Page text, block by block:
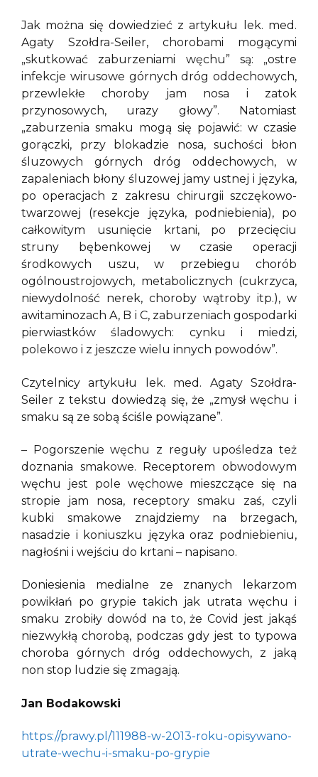
Jak można się dowiedzieć z artykułu lek. med.
Agaty Szołdra-Seiler, chorobami mogącymi
„skutkować zaburzeniami węchu” są: „ostre
infekcje wirusowe górnych dróg oddechowych,
przewlekłe choroby jam nosa i zatok
przynosowych, urazy głowy”. Natomiast
„zaburzenia smaku mogą się pojawić: w czasie
gorączki, przy blokadzie nosa, suchości błon
śluzowych górnych dróg oddechowych, w
zapaleniach błony śluzowej jamy ustnej i języka,
po operacjach z zakresu chirurgii szczękowo-
twarzowej (resekcje języka, podniebienia), po
całkowitym usunięcie krtani, po przecięciu
struny bębenkowej w czasie operacji
środkowych uszu, w przebiegu chorób
ogólnoustrojowych, metabolicznych (cukrzyca,
niewydolność nerek, choroby wątroby itp.), w
awitaminozach A, B i C, zaburzeniach gospodarki
pierwiastków śladowych: cynku i miedzi,
polekowo i z jeszcze wielu innych powodów”.
Czytelnicy artykułu lek. med. Agaty Szołdra-
Seiler z tekstu dowiedzą się, że „zmysł węchu i
smaku są ze sobą ściśle powiązane”.
– Pogorszenie węchu z reguły upośledza też
doznania smakowe. Receptorem obwodowym
węchu jest pole węchowe mieszczące się na
stropie jam nosa, receptory smaku zaś, czyli
kubki smakowe znajdziemy na brzegach,
nasadzie i koniuszku języka oraz podniebieniu,
nagłośni i wejściu do krtani – napisano.
Doniesienia medialne ze znanych lekarzom
powikłań po grypie takich jak utrata węchu i
smaku zrobiły dowód na to, że Covid jest jakąś
niezwykłą chorobą, podczas gdy jest to typowa
choroba górnych dróg oddechowych, z jaką
non stop ludzie się zmagają.
Jan Bodakowski
https://prawy.pl/111988-w-2013-roku-opisywano-
utrate-wechu-i-smaku-po-grypie